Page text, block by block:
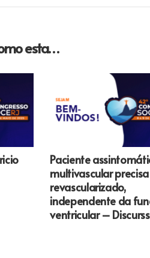
esta…
Paciente
multivascular
revascularizado,
independente da
ventricular –